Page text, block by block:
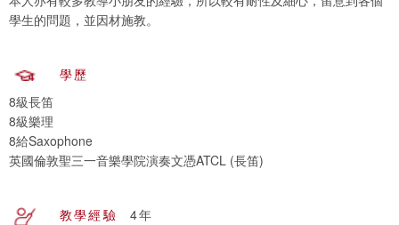
學生的問題，並因材施教。
學歷
8級長笛
8級樂理
8給Saxophone
英國倫敦聖三一音樂學院演奏文憑ATCL (長笛)
教學經驗
4年